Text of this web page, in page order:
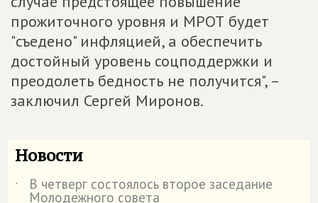
прожиточного уровня и МРОТ будет
"съедено" инфляцией, а обеспечить
достойный уровень соцподдержки и
преодолеть бедность не получится", –
заключил Сергей Миронов.
Новости
˙ В четверг состоялось второе заседание
Молодежного совета